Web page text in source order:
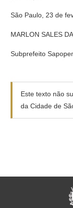
São Paulo, 23 de
MARLON SALES
Subprefeito
Este texto não
da Cidade de